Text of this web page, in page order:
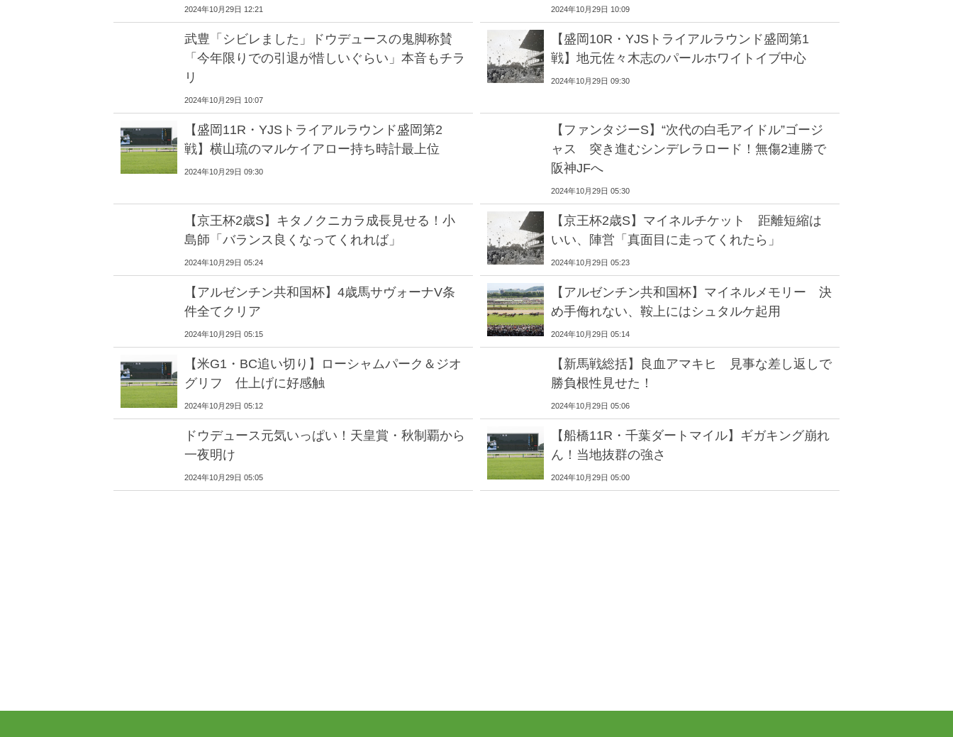
2024年10月29日 12:21 2024年10月29日 10:09
武豊「シビレました」ドウデュースの鬼脚称賛
「今年限りでの引退が惜しいぐらい」本音もチラ
リ
2024年10月29日 10:07
【盛岡10R・YJSトライアルラウンド盛岡第1
戦】地元佐々木志のパールホワイトイブ中心
2024年10月29日 09:30
【盛岡11R・YJSトライアルラウンド盛岡第2
戦】横山琉のマルケイアロー持ち時計最上位
2024年10月29日 09:30
【ファンタジーS】“次代の白毛アイドル”ゴージ
ャス 突き進むシンデレラロード！無傷2連勝で
阪神JFへ
2024年10月29日 05:30
【京王杯2歳S】キタノクニカラ成長見せる！小
島師「バランス良くなってくれれば」
2024年10月29日 05:24
【京王杯2歳S】マイネルチケット 距離短縮は
いい、陣営「真面目に走ってくれたら」
2024年10月29日 05:23
【アルゼンチン共和国杯】4歳馬サヴォーナV条
件全てクリア
2024年10月29日 05:15
【アルゼンチン共和国杯】マイネルメモリー 決
め手侮れない、鞍上にはシュタルケ起用
2024年10月29日 05:14
【米G1・BC追い切り】ローシャムパーク＆ジオ
グリフ 仕上げに好感触
2024年10月29日 05:12
【新馬戦総括】良血アマキヒ 見事な差し返しで
勝負根性見せた！
2024年10月29日 05:06
ドウデュース元気いっぱい！天皇賞・秋制覇から
一夜明け
2024年10月29日 05:05
【船橋11R・千葉ダートマイル】ギガキング崩れ
ん！当地抜群の強さ
2024年10月29日 05:00